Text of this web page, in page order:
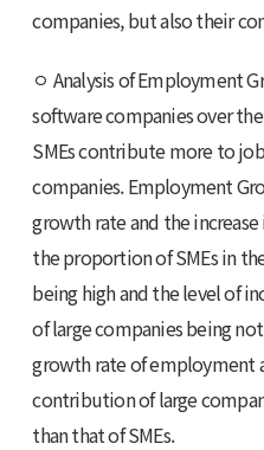
companies, but also their
ㅇ Analysis of Employment
software companies over
SMEs contribute more to
companies. Employment
growth rate and the
the proportion of SMEs in
being high and the level of
of large companies being
growth rate of employment
contribution of large
than that of SMEs.